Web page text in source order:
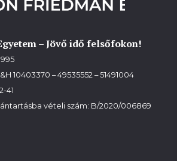
– Jövő idő felsőfokon!
10403370 – 49535552 – 51491004
41
vételi szám: B/2020/006869